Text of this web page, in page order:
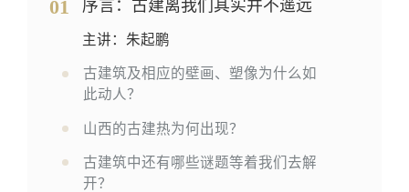
01 序言：古建离我们其实并不遥远
主讲：朱起鹏
古建筑及相应的壁画、塑像为什么如
此动人？
山西的古建热为何出现？
古建筑中还有哪些谜题等着我们去解
开？